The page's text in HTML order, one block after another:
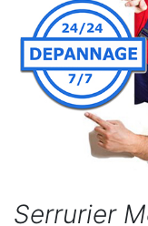
Serrurier